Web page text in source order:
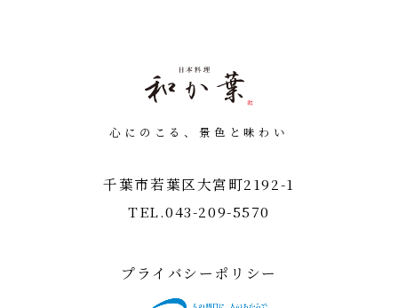
心にのこる、景色と味わい
千葉市若葉区大宮町2192-1
TEL.043-209-5570
プライバシーポリシー